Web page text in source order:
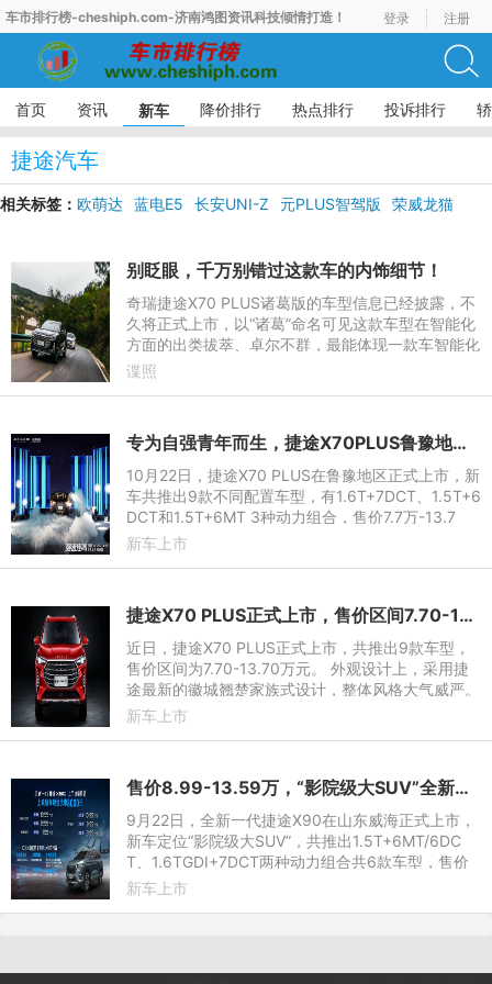
车市排行榜-cheshiph.com-济南鸿图资讯科技倾情打造！ 登录 注册
首页 资讯 新车 降价排行 热点排行 投诉排行
捷途汽车
相关标签： 欧萌达 蓝电E5 长安UNI-Z 元PLUS智驾版 荣威龙猫
别眨眼，千万别错过这款车的内饰细节！
奇瑞捷途X70 PLUS诸葛版的车型信息已经披露，不
久将正式上市，以“诸葛”命名可见这款车型在智能化
方面的出类拔萃、卓尔不群，最能体现一款车智能化
水准的就是内饰座舱了，如果非要提炼出捷途X70 P
谍照
专为自强青年而生，捷途X70PLUS鲁豫地区上市
10月22日，捷途X70 PLUS在鲁豫地区正式上市，新
车共推出9款不同配置车型，有1.6T+7DCT、1.5T+6
DCT和1.5T+6MT 3种动力组合，售价7.7万-13.7
万。同时，官方还推出了多重优惠好礼，包括终身免
新车上市
捷途X70 PLUS正式上市，售价区间7.70-13.70万元
近日，捷途X70 PLUS正式上市，共推出9款车型，
售价区间为7.70-13.70万元。 外观设计上，采用捷
途最新的徽城翘楚家族式设计，整体风格大气威严。
前脸部分，引擎盖上线条力量感十足，像是张开的翅
新车上市
售价8.99-13.59万，“影院级大SUV”全新一代捷途X90山东地区正式上市
9月22日，全新一代捷途X90在山东威海正式上市，
新车定位“影院级大SUV”，共推出1.5T+6MT/6DC
T、1.6TGDI+7DCT两种动力组合共6款车型，售价
区间为8.99万元-13.59万元。发布售价的同时，针
新车上市